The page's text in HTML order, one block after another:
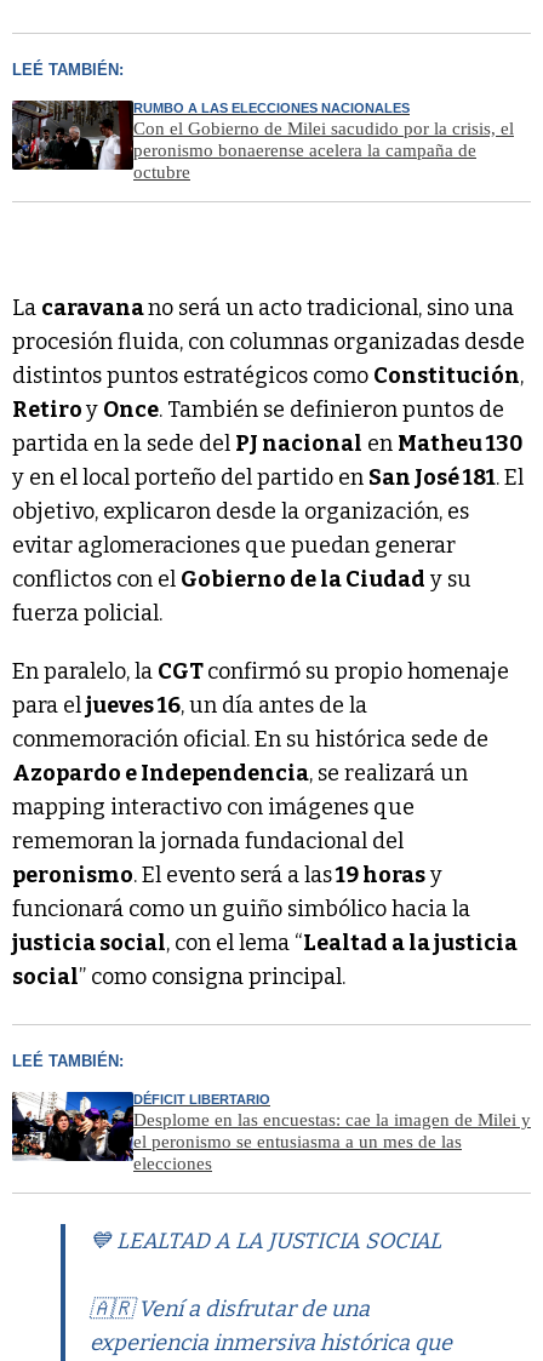
LEÉ TAMBIÉN:
RUMBO A LAS ELECCIONES NACIONALES
Con el Gobierno de Milei sacudido por la crisis, el
peronismo bonaerense acelera la campaña de
octubre
La caravanano será un acto tradicional, sino una
procesión fluida, con columnas organizadas desde
distintos puntos estratégicos como Constitución,
Retiroy Once. También se definieron puntos de
partida en la sede del PJ nacional en Matheu 130
y en el local porteño del partido en San José 181. El
objetivo, explicaron desde la organización, es
evitar aglomeraciones que puedan generar
conflictos con el Gobierno de la Ciudad y su
fuerza policial.
En paralelo, la CGTconfirmó su propio homenaje
para eljueves 16, un día antes de la
conmemoración oficial. En su histórica sede de
Azopardo e Independencia, se realizará un
mapping interactivo con imágenes que
rememoran la jornada fundacional del
peronismo. El evento será a las19 horasy
funcionará como un guiño simbólico hacia la
justicia social, con el lema “Lealtad a la justicia
social” como consigna principal.
LEÉ TAMBIÉN:
DÉFICIT LIBERTARIO
Desplome en las encuestas: cae la imagen de Milei y
el peronismo se entusiasma a un mes de las
elecciones
💙 LEALTAD A LA JUSTICIA SOCIAL
🇦🇷 Vení a disfrutar de una
experiencia inmersiva histórica que